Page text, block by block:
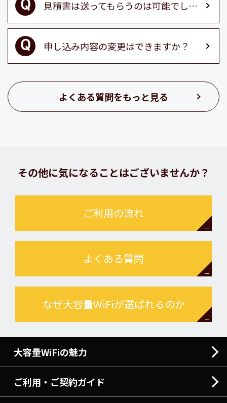
見積書は送ってもらうのは可能でしょうか？
申し込み内容の変更はできますか？
よくある質問をもっと見る
その他に気になることはございませんか？
ご利用の流れ
よくある質問
なぜ大容量WiFiが選ばれるのか
大容量WiFiの魅力
ご利用・ご契約ガイド